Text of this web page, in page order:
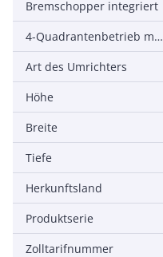
Bremschopper integriert
4-Quadrantenbetrieb möglich
Art des Umrichters
Höhe
Breite
Tiefe
Herkunftsland
Produktserie
Zolltarifnummer